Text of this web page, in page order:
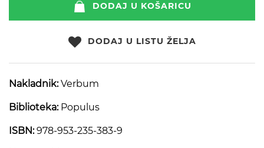
DODAJ U KOŠARICU
DODAJ U LISTU ŽELJA
Nakladnik: Verbum
Biblioteka: Populus
ISBN:978-953-235-383-9